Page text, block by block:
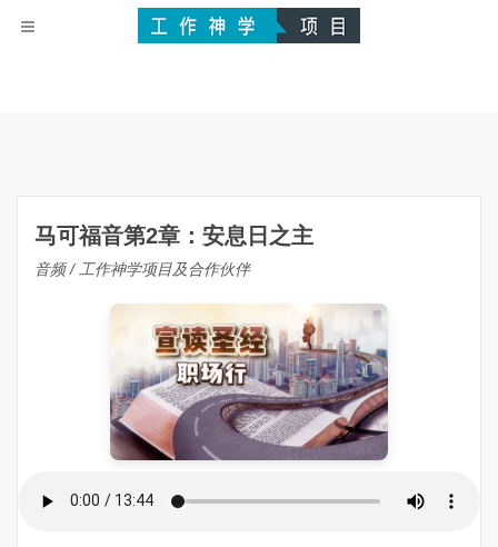
马可福音第2章：安息日之主
音频 / 工作神学项目及合作伙伴